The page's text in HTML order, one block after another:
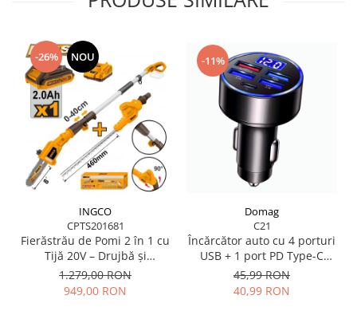
-26% NOU
INGCO
CPTS201681
Fierăstrău de Pomi 2 în 1 cu
Tijă 20V – Drujbă și
Tăietoare de Gard Viu,
Lungime 2.4m, Acumulator
Litiu
1.279,00 RON
949,00 RON
-11%
Domag
C21
Încărcător auto cu 4 porturi
USB + 1 port PD Type-C
(QC3.0) cu afișaj digital LED
și Încărcare rapidă pentru
orice telefon mobil
45,99 RON
40,99 RON